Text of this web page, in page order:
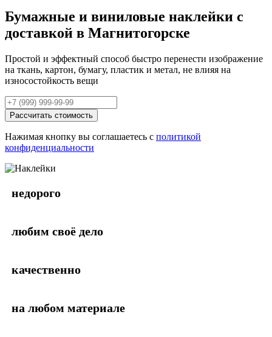
Бумажные и виниловые наклейки с
доставкой в Магнитогорске
Простой и эффектный способ быстро перенести изображение
на ткань, картон, бумагу, пластик и метал, не влияя на
износостойкость вещи
Рассчитать стоимость
Нажимая кнопку вы соглашаетесь с политикой
конфиденциальности
недорого
любим своё дело
качественно
на любом материале